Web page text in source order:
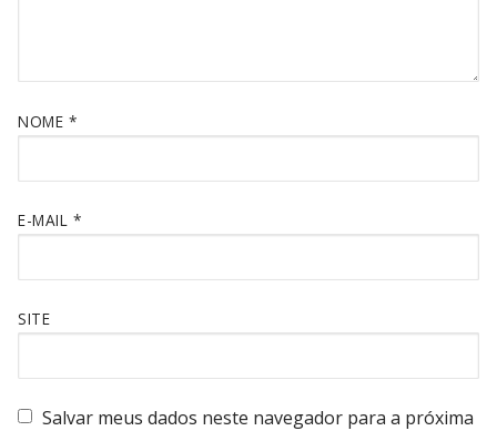
NOME *
E-MAIL *
SITE
Salvar meus dados neste navegador para a próxima